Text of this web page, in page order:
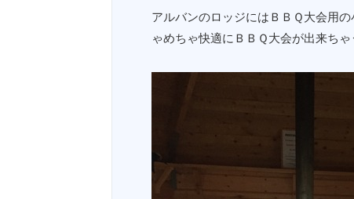
アルバンのロッジにはＢＢＱ大会用
ゃめちゃ快適にＢＢＱ大会が出来ち